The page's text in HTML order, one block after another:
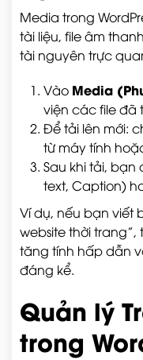
Media trong
tài liệu, file âm
tài nguyên trực
Vào Media
viện các file đã
Để tải lên mới:
từ máy tính
Sau khi tải, bạn
text, Caption)
Ví dụ, nếu bạn viết
website thời trang”,
tăng tính hấp dẫn
đáng kể.
Quản lý
trong